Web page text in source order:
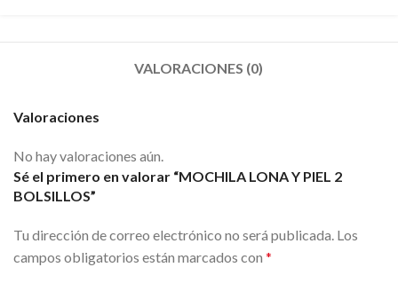
VALORACIONES (0)
Valoraciones
No hay valoraciones aún.
Sé el primero en valorar “MOCHILA LONA Y PIEL 2
BOLSILLOS”
Tu dirección de correo electrónico no será publicada. Los
campos obligatorios están marcados con *